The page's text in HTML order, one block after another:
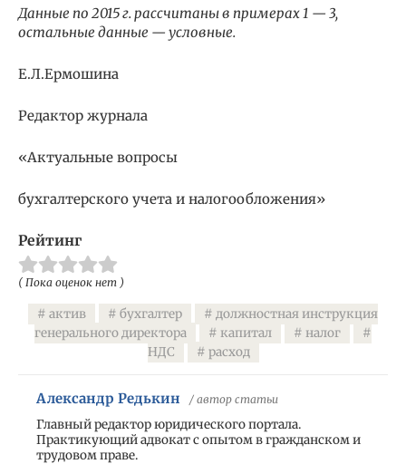
Данные по 2015 г. рассчитаны в примерах 1 — 3,
остальные данные — условные.
Е.Л.Ермошина
Редактор журнала
«Актуальные вопросы
бухгалтерского учета и налогообложения»
Рейтинг
( Пока оценок нет )
актив бухгалтер
должностная инструкция
генерального директора
капитал
налог
НДС
расход
Александр Редькин / автор статьи
Главный редактор юридического портала.
Практикующий адвокат с опытом в гражданском и
трудовом праве.